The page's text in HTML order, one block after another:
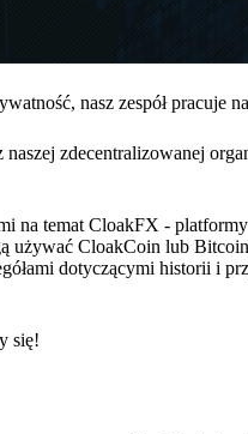
nasz zespół
zdecentralizowanej
na temat CloakFX -
używać CloakCoin lub
dotyczącymi historii i
się!